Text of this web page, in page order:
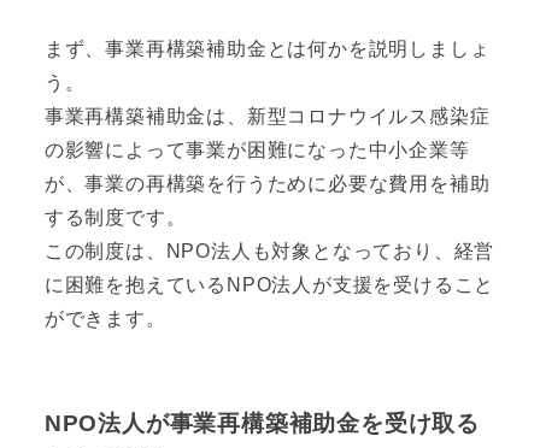
まず、事業再構築補助金とは何かを説明しましょ
う。
事業再構築補助金は、新型コロナウイルス感染症
の影響によって事業が困難になった中小企業等
が、事業の再構築を行うために必要な費用を補助
する制度です。
この制度は、NPO法人も対象となっており、経営
に困難を抱えているNPO法人が支援を受けること
ができます。
NPO法人が事業再構築補助金を受け取る